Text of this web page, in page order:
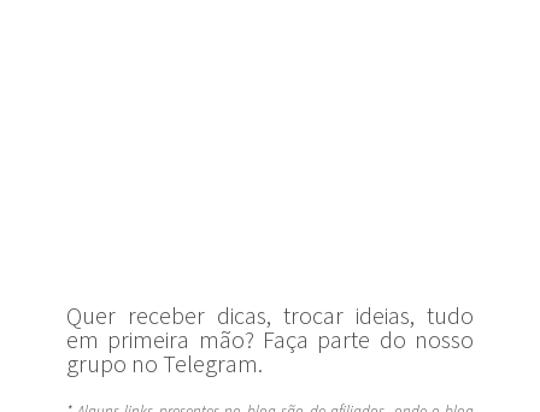
Quer receber dicas, trocar ideias, tudo
em primeira mão? Faça parte do nosso
grupo no Telegram.